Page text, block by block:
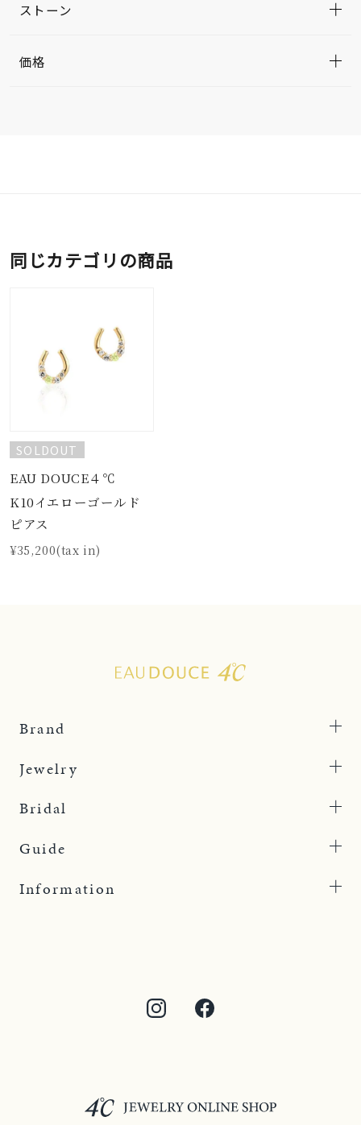
ストーン
価格
同じカテゴリの商品
SOLDOUT
EAU DOUCE４℃
K10イエローゴールド
ピアス
¥35,200(tax in)
Brand
Jewelry
Bridal
Guide
Information